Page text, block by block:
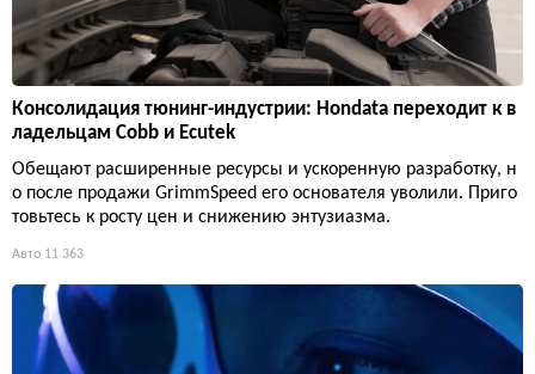
Консолидация тюнинг-индустрии: Hondata переходит к в
ладельцам Cobb и Ecutek
Обещают расширенные ресурсы и ускоренную разработку, н
о после продажи GrimmSpeed его основателя уволили. Приго
товьтесь к росту цен и снижению энтузиазма.
Авто 11 363